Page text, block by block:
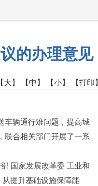
的办理意见
【大】 【中】 【小】 【打印】
辆通行难问题，提高城
联合相关部门开展了一系
国家发展改革委 工业和
提升基础设施保障能